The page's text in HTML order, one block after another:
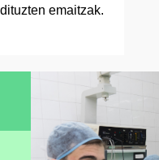
emaitzak.